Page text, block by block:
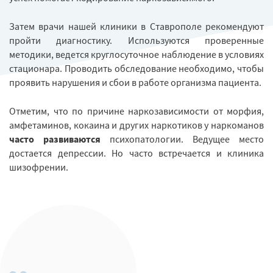
Затем врачи нашей клиники в Ставрополе рекомендуют
пройти диагностику. Используются проверенные
методики, ведется круглосуточное наблюдение в условиях
стационара. Проводить обследование необходимо, чтобы
проявить нарушения и сбои в работе организма пациента.
Отметим, что по причине наркозависимости от морфия,
амфетаминов, кокаина и других наркотиков у наркоманов
часто развиваются психопатологии. Ведущее место
достается депрессии. Но часто встречается и клиника
шизофрении.